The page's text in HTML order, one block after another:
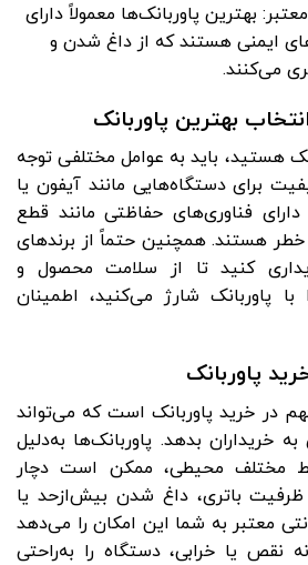
بهترین پاوربانک‌ها معمولاً دارای
ایمنی هستند که از داغ شدن و
می‌کنند.
بهترین پاوربانک
هستید، باید به عوامل مختلفی توجه
برای دستگاه‌هایی مانند آیفون یا
دارای فناوری‌های حفاظتی مانند قطع
خطر هستند. همچنین حتماً از برندهای
کنید تا از سلامت محصول و
پاوربانک شارژ می‌کنید، اطمینان
پاوربانک
در خرید پاوربانک است که می‌تواند
خریداران بدهد. پاوربانک‌ها به‌دلیل
مختلف محیطی، ممکن است دچار
باتری، داغ شدن بیش‌ازحد یا
معتبر به شما این امکان را می‌دهد
نقص یا خرابی، دستگاه را به‌راحتی